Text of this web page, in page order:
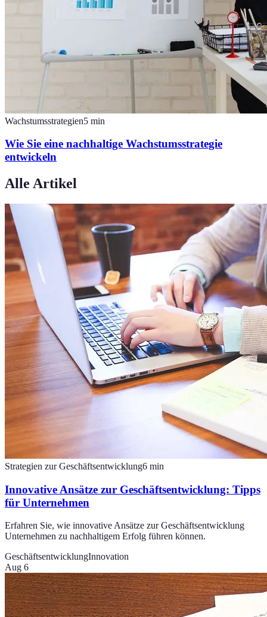
Wachstumsstrategien5 min
Wie Sie eine nachhaltige Wachstumsstrategie
entwickeln
Alle Artikel
Strategien zur Geschäftsentwicklung6 min
Innovative Ansätze zur Geschäftsentwicklung: Tipps
für Unternehmen
Erfahren Sie, wie innovative Ansätze zur Geschäftsentwicklung
Unternehmen zu nachhaltigem Erfolg führen können.
GeschäftsentwicklungInnovation
Aug 6